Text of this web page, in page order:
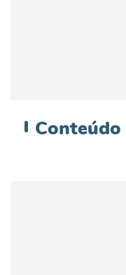
Conteúdo